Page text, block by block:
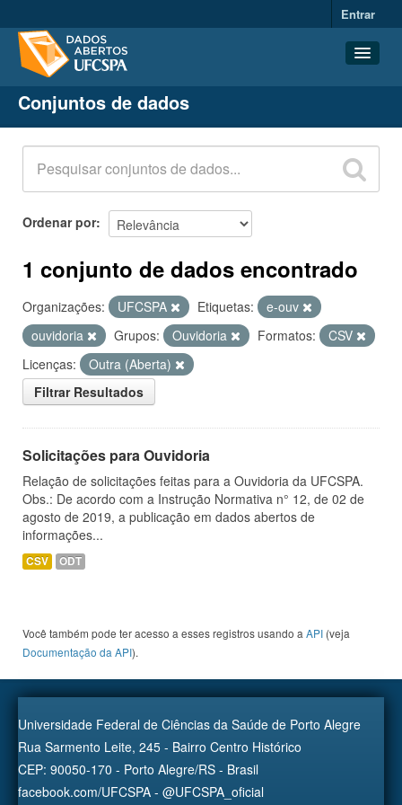
Entrar
Conjuntos de dados
Organizações
Grupos
Sobre
Conjuntos de dados
Ordenar por
1 conjunto de dados encontrado
Organizações: UFCSPA Etiquetas:
e-ouv
ouvidoria
Grupos: Ouvidoria Formatos:
CSV
Licenças:
Outra (Aberta)
Filtrar Resultados
Solicitações para Ouvidoria
Relação de solicitações feitas para a Ouvidoria da UFCSPA.
Obs.: De acordo com a Instrução Normativa n° 12, de 02 de
agosto de 2019, a publicação em dados abertos de
informações...
CSV ODT
Você também pode ter acesso a esses registros usando a API (veja
Documentação da API).
Universidade Federal de Ciências da Saúde de Porto Alegre
Rua Sarmento Leite, 245 - Bairro Centro Histórico
CEP: 90050-170 - Porto Alegre/RS - Brasil
facebook.com/UFCSPA - @UFCSPA_oficial